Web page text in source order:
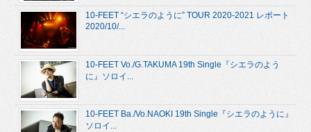
10-FEET “シエラのように” TOUR 2020-2021 レポート
2020/10/...
10-FEET Vo./G.TAKUMA 19th Single『シエラのよう
に』ソロイ...
10-FEET Ba./Vo.NAOKI 19th Single『シエラのように』
ソロイ...